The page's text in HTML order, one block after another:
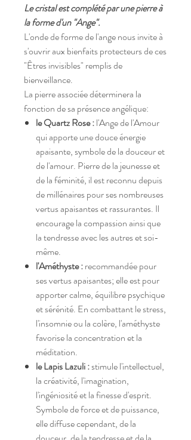
Le cristal est complété par une pierre à
la forme d'un "Ange".
L'onde de forme de l'ange nous invite à
s'ouvrir aux bienfaits protecteurs de ces
"Êtres invisibles" remplis de
bienveillance.
La pierre associée déterminera la
fonction de sa présence angélique:
le Quartz Rose :l'Ange de l'Amour
qui apporte une douce énergie
apaisante, symbole de la douceur et
de l'amour. Pierre de la jeunesse et
de la féminité, il est reconnu depuis
de millénaires pour ses nombreuses
vertus apaisantes et rassurantes. Il
encourage la compassion ainsi que
la tendresse avec les autres et soi-
même.
l'Améthyste :recommandée pour
ses vertus apaisantes; elle est pour
apporter calme, équilibre psychique
et sérénité. En combattant le stress,
l'insomnie ou la colère, l'améthyste
favorise la concentration et la
méditation.
le Lapis Lazuli :stimule l'intellectuel,
la créativité, l'imagination,
l'ingéniosité et la finesse d'esprit.
Symbole de force et de puissance,
elle diffuse cependant, de la